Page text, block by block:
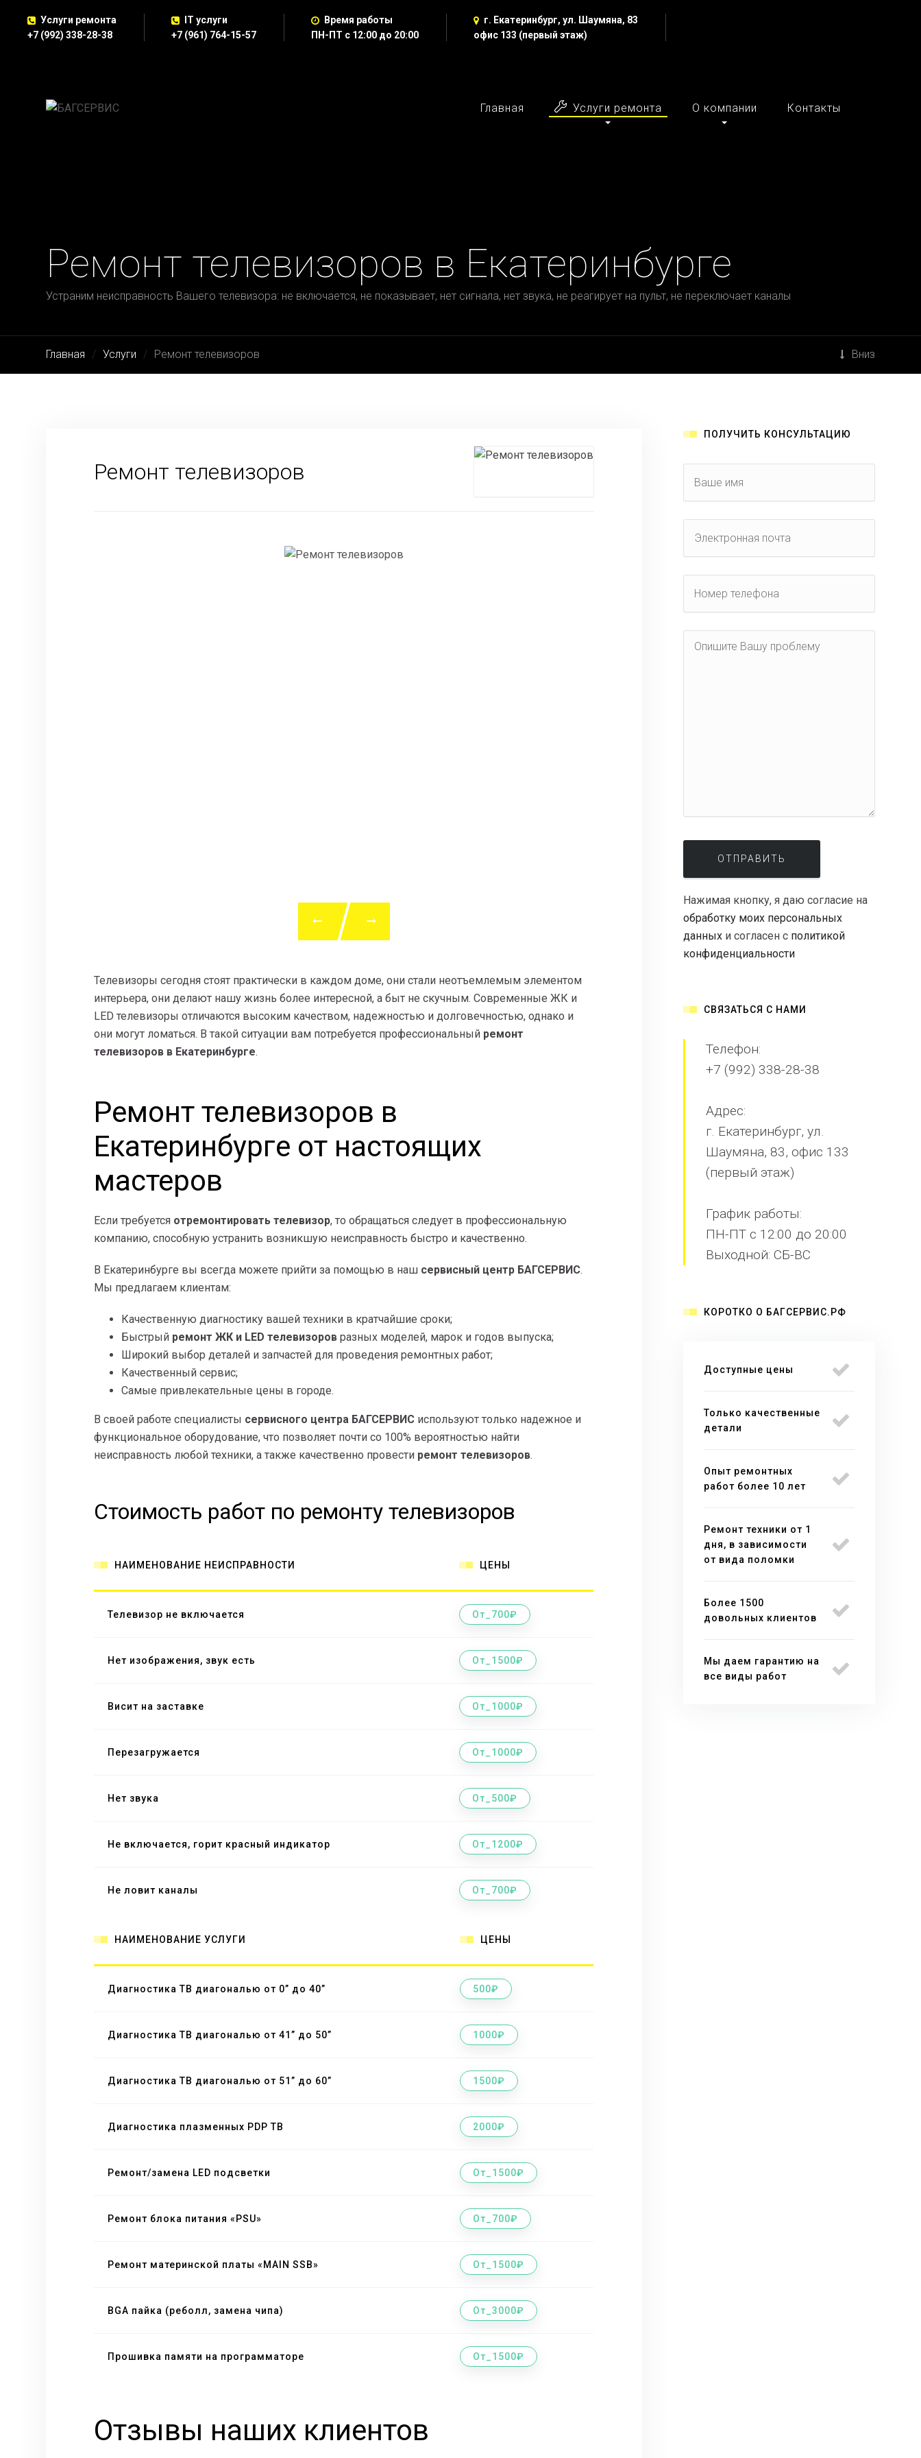
Услуги ремонта
+7 (992) 338-28-38
IT услуги
+7 (961) 764-15-57
Время работы
ПН-ПТ с 12:00 до 20:00
г. Екатеринбург, ул. Шаумяна, 83
офис 133 (первый этаж)
Главная Услуги ремонта О компании Контакты
Ремонт телевизоров в Екатеринбурге
Устраним неисправность Вашего телевизора: не включается, не показывает, нет сигнала, нет звука, не реагирует на пульт, не переключает каналы
Вниз
Главная Услуги Ремонт телевизоров
Ремонт телевизоров
Телевизоры сегодня стоят практически в каждом доме, они стали неотъемлемым элементом
интерьера, они делают нашу жизнь более интересной, а быт не скучным. Современные ЖК и
LED телевизоры отличаются высоким качеством, надежностью и долговечностью, однако и
они могут ломаться. В такой ситуации вам потребуется профессиональный ремонт
телевизоров в Екатеринбурге.
Ремонт телевизоров в
Екатеринбурге от настоящих
мастеров
Если требуется отремонтировать телевизор, то обращаться следует в профессиональную
компанию, способную устранить возникшую неисправность быстро и качественно.
В Екатеринбурге вы всегда можете прийти за помощью в наш сервисный центр БАГСЕРВИС.
Мы предлагаем клиентам:
Качественную диагностику вашей техники в кратчайшие сроки;
Быстрый ремонт ЖК и LED телевизоров разных моделей, марок и годов выпуска;
Широкий выбор деталей и запчастей для проведения ремонтных работ;
Качественный сервис;
Самые привлекательные цены в городе.
В своей работе специалисты сервисного центра БАГСЕРВИС используют только надежное и
функциональное оборудование, что позволяет почти со 100% вероятностью найти
неисправность любой техники, а также качественно провести ремонт телевизоров.
Стоимость работ по ремонту телевизоров
НАИМЕНОВАНИЕ НЕИСПРАВНОСТИ ЦЕНЫ
Телевизор не включается От_700₽
Нет изображения, звук есть От_1500₽
Висит на заставке От_1000₽
Перезагружается От_1000₽
Нет звука От_500₽
Не включается, горит красный индикатор От_1200₽
Не ловит каналы От_700₽
НАИМЕНОВАНИЕ УСЛУГИ ЦЕНЫ
Диагностика ТВ диагональю от 0” до 40” 500₽
Диагностика ТВ диагональю от 41” до 50” 1000₽
Диагностика ТВ диагональю от 51” до 60” 1500₽
Диагностика плазменных PDP ТВ 2000₽
Ремонт/замена LED подсветки От_1500₽
Ремонт блока питания «PSU» От_700₽
Ремонт материнской платы «MAIN SSB» От_1500₽
BGA пайка (реболл, замена чипа) От_3000₽
Прошивка памяти на программаторе От_1500₽
Отзывы наших клиентов
ПОЛУЧИТЬ КОНСУЛЬТАЦИЮ
Нажимая кнопку, я даю согласие на
обработку моих персональных
данныхи согласен с политикой
конфиденциальности
СВЯЗАТЬСЯ С НАМИ
Телефон:
+7 (992) 338-28-38
Адрес:
г. Екатеринбург, ул.
Шаумяна, 83, офис 133
(первый этаж)
График работы:
ПН-ПТ с 12:00 до 20:00
Выходной: СБ-ВС
КОРОТКО О БАГСЕРВИС.РФ
Доступные цены
Только качественные
детали
Опыт ремонтных
работ более 10 лет
Ремонт техники от 1
дня, в зависимости
от вида поломки
Более 1500
довольных клиентов
Мы даем гарантию на
все виды работ